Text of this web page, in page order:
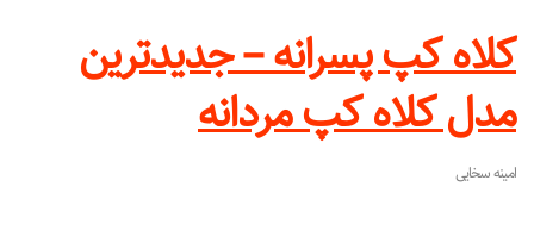
کلاه کپ پسرانه – جدیدترین
مدل کلاه کپ مردانه
امینه سخایی